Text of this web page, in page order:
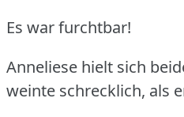
Es war furchtbar!
Anneliese hielt sich
weinte schrecklich, als